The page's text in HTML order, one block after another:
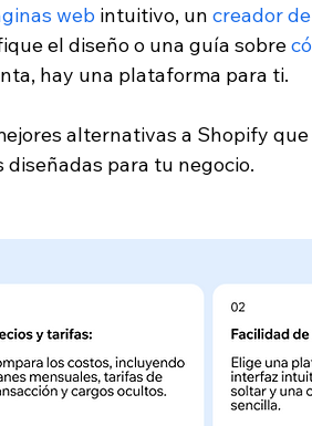
web intuitivo, un creador
el diseño o una guía sobre
hay una plataforma para ti.
alternativas a Shopify
para tu negocio.